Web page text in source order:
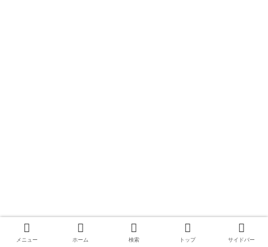
メニュー ホーム 検索 トップ サイドバー